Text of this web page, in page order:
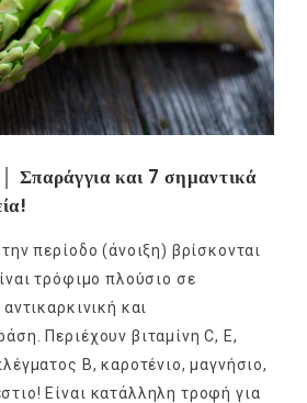
Σπαράγγια και 7 σημαντικά
περίοδο (άνοιξη) βρίσκονται
τρόφιμο πλούσιο σε
και
Περιέχουν βιταμίνη C, E,
Β, καροτένιο, μαγνήσιο,
Είναι κατάλληλη τροφή για